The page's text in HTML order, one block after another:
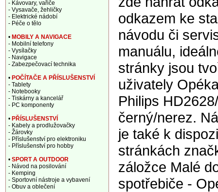
odkazem ke
návodu či
manuálu,
stránky jsou
uživately
Philips
černý/nerez.
je také k
stránkách
záložce Malé
spotřebiče -
- Kávovary, vařiče
- Vysavače, žehličky
- Elektrické nádobí
- Péče o tělo
• MOBILY A NAVIGACE
- Mobilní telefony
- Vysílačky
- Navigace
- Zabezpečovací technika
• POČÍTAČE A PŘÍSLUŠENSTVÍ
- Tablety
- Notebooky
- Tiskárny a kancelář
- PC komponenty
• PŘÍSLUŠENSTVÍ
- Kabely a prodlužovačky
- Žárovky
- Příslušenství pro elektroniku
- Příslušenství pro hobby
• SPORT A OUTDOOR
- Návod na posilování
- Kemping
- Sportovní nástroje a vybavení
- Obuv a oblečení